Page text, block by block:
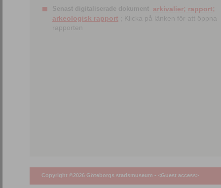
Senast digitaliserade dokument arkivalier; rapport;
arkeologisk rapport ; Klicka på länken för att öppna
rapporten
Copyright ©2026 Göteborgs stadsmuseum • <Guest access>